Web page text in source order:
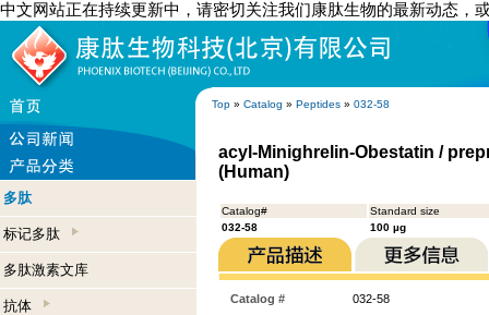
中文网站正在持续更新中，请密切关注我们康肽生物的最新动态，
Top » Catalog » Peptides » 032-58
多肽
标记多肽
多肽激素文库
抗体
acyl-Minighrelin-Obestatin /
(Human)
Catalog#
Standard size
032-58
100 µg
Catalog #
032-58